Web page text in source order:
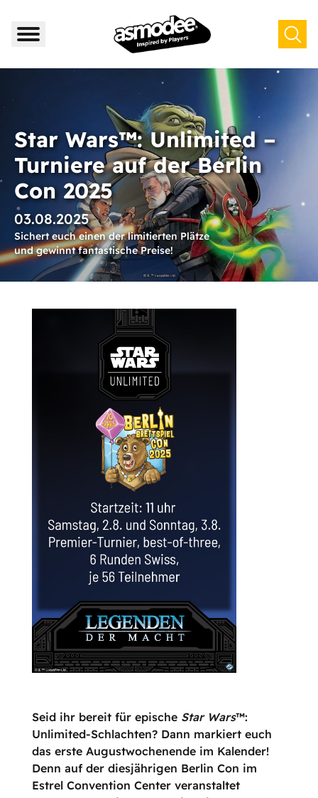
Star Wars™: Unlimited –
Turniere auf der Berlin
Con 2025
03.08.2025
Sichert euch einen der limitierten Plätze
und gewinnt fantastische Preise!
Seid ihr bereit für epische Star Wars™:
Unlimited-Schlachten? Dann markiert euch
das erste Augustwochenende im Kalender!
Denn auf der diesjährigen Berlin Con im
Estrel Convention Center veranstaltet